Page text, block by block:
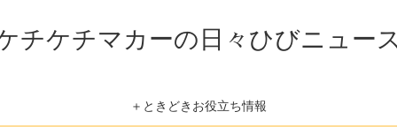
チケチマカーの日々ひびニュース
＋ときどきお役立ち情報